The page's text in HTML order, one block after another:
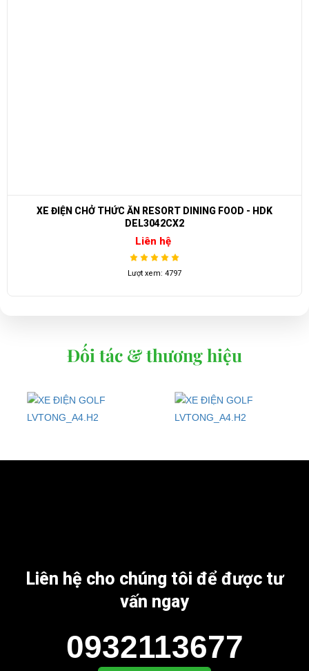
DINING FOOD - HDK
XE GOLF
Đối tác & thương hiệu
Liên hệ cho chúng tôi để được tư
vấn ngay
0932113677